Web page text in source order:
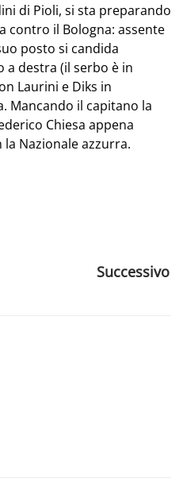
di Pioli, si sta preparando
contro il Bologna: assente
posto si candida
a destra (il serbo è in
Laurini e Diks in
Mancando il capitano la
Chiesa appena
Nazionale azzurra.
Successivo